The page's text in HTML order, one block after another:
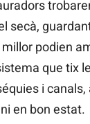
secà,
podien
que tix
i
en bon estat.